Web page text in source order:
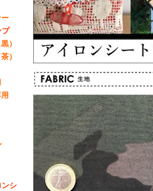
プ
）
）
ンシ